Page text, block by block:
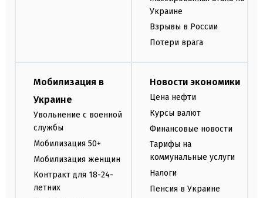
Украине
Взрывы в России
Потери врага
Мобилизация в
Украине
Увольнение с военной
службы
Мобилизация 50+
Мобилизация женщин
Контракт для 18-24-
летних
Новости экономики
Цена нефти
Курсы валют
Финансовые новости
Тарифы на
коммунальные услуги
Налоги
Пенсия в Украине